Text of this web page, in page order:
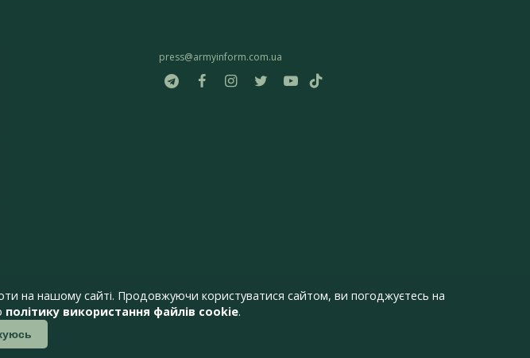
press@armyinform.com.ua
на нашому сайті. Продовжуючи користуватися сайтом, ви погоджуєтесь на
політику використання файлів cookie.